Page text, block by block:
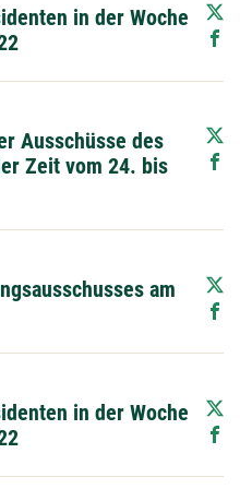
in der Woche
Ausschüsse des
Zeit vom 24. bis
am
in der Woche